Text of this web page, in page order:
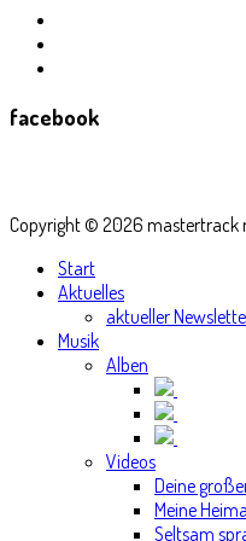
facebook
Copyright © 2026 mastertrack
Start
Aktuelles
aktueller
Musik
Alben
Videos
Deine
Meine
Seltsam